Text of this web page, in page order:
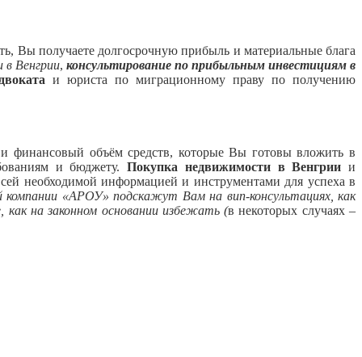
Вы получаете долгосрочную прибыль и материальные блага
Венгрии, консультирование по прибыльным инвестициям в
и юриста по миграционному праву по получению
финансовый объём средств, которые Вы готовы вложить в
и бюджету.Покупка недвижимости в Венгрии и
необходимой информацией и инструментами для успеха в
«АРОУ» подскажут Вам на вип-консультациях, как
на законном основании избежать (в некоторых случаях –